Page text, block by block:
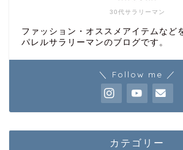
30代サラリーマン
ファッション・オススメアイテムなど
パレルサラリーマンのブログです。
＼ Follow me ／
カテゴリー